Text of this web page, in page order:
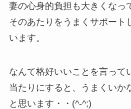
妻の心身的負担も大きくなっ
そのあたりをうまくサポート
います。
なんて格好いいことを言って
当たりにすると、うまくいか
と思います・・(^-^;)